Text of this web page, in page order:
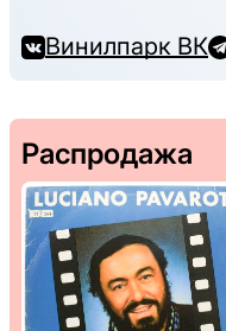
Винилпарк ВК
Распродажа